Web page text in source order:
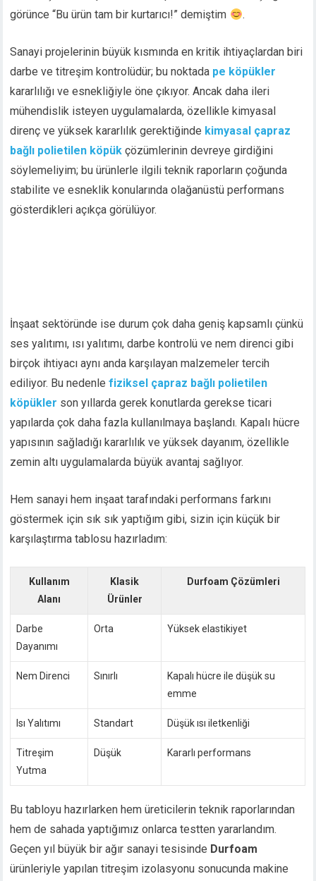
görünce “Bu ürün tam bir kurtarıcı!” demiştim
.
Sanayi projelerinin büyük kısmında en kritik ihtiyaçlardan biri
darbe ve titreşim kontrolüdür; bu noktada pe köpükler
kararlılığı ve esnekliğiyle öne çıkıyor. Ancak daha ileri
mühendislik isteyen uygulamalarda, özellikle kimyasal
direnç ve yüksek kararlılık gerektiğinde kimyasal çapraz
bağlı polietilen köpük çözümlerinin devreye girdiğini
söylemeliyim; bu ürünlerle ilgili teknik raporların çoğunda
stabilite ve esneklik konularında olağanüstü performans
gösterdikleri açıkça görülüyor.
İnşaat sektöründe ise durum çok daha geniş kapsamlı çünkü
ses yalıtımı, ısı yalıtımı, darbe kontrolü ve nem direnci gibi
birçok ihtiyacı aynı anda karşılayan malzemeler tercih
ediliyor. Bu nedenlefiziksel çapraz bağlı polietilen
köpükler son yıllarda gerek konutlarda gerekse ticari
yapılarda çok daha fazla kullanılmaya başlandı. Kapalı hücre
yapısının sağladığı kararlılık ve yüksek dayanım, özellikle
zemin altı uygulamalarda büyük avantaj sağlıyor.
Hem sanayi hem inşaat tarafındaki performans farkını
göstermek için sık sık yaptığım gibi, sizin için küçük bir
karşılaştırma tablosu hazırladım:
Kullanım
Alanı
Klasik
Ürünler
Durfoam Çözümleri
Darbe
Dayanımı
Orta Yüksek elastikiyet
Nem Direnci Sınırlı
Kapalı hücre ile düşük su
emme
Isı Yalıtımı Standart Düşük ısı iletkenliği
Titreşim
Yutma
Düşük Kararlı performans
Bu tabloyu hazırlarken hem üreticilerin teknik raporlarından
hem de sahada yaptığımız onlarca testten yararlandım.
Geçen yıl büyük bir ağır sanayi tesisinde Durfoam
ürünleriyle yapılan titreşim izolasyonu sonucunda makine